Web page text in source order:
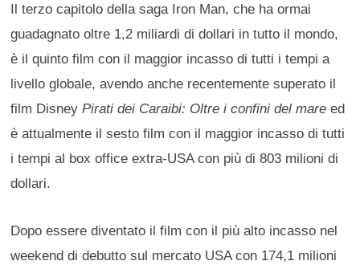
Il terzo capitolo della saga Iron Man, che ha ormai
guadagnato oltre 1,2 miliardi di dollari in tutto il mondo,
è il quinto film con il maggior incasso di tutti i tempi a
livello globale, avendo anche recentemente superato il
film DisneyPirati dei Caraibi: Oltre i confini del mare ed
è attualmente il sesto film con il maggior incasso di tutti
i tempi al box office extra-USA con più di 803 milioni di
dollari.
Dopo essere diventato il film con il più alto incasso nel
weekend di debutto sul mercato USA con 174,1 milioni